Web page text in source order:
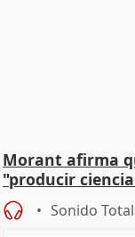
Morant afirma
"producir
Sonido